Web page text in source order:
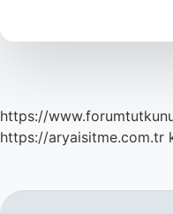
Nedir
https://
https://aryaisitme.com.tr